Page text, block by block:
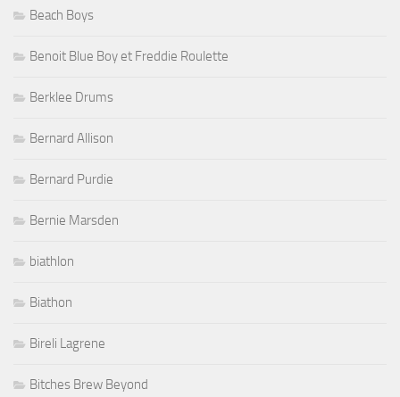
Beach Boys
Benoit Blue Boy et Freddie Roulette
Berklee Drums
Bernard Allison
Bernard Purdie
Bernie Marsden
biathlon
Biathon
Bireli Lagrene
Bitches Brew Beyond